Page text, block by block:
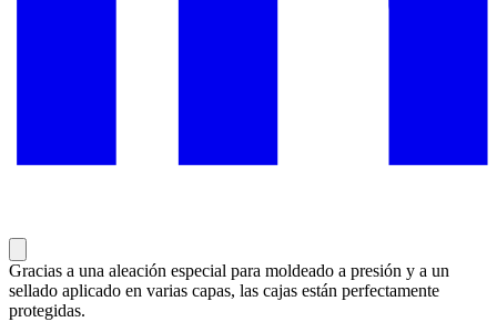
Gracias a una aleación especial para moldeado a presión y a un
sellado aplicado en varias capas, las cajas están perfectamente
protegidas.